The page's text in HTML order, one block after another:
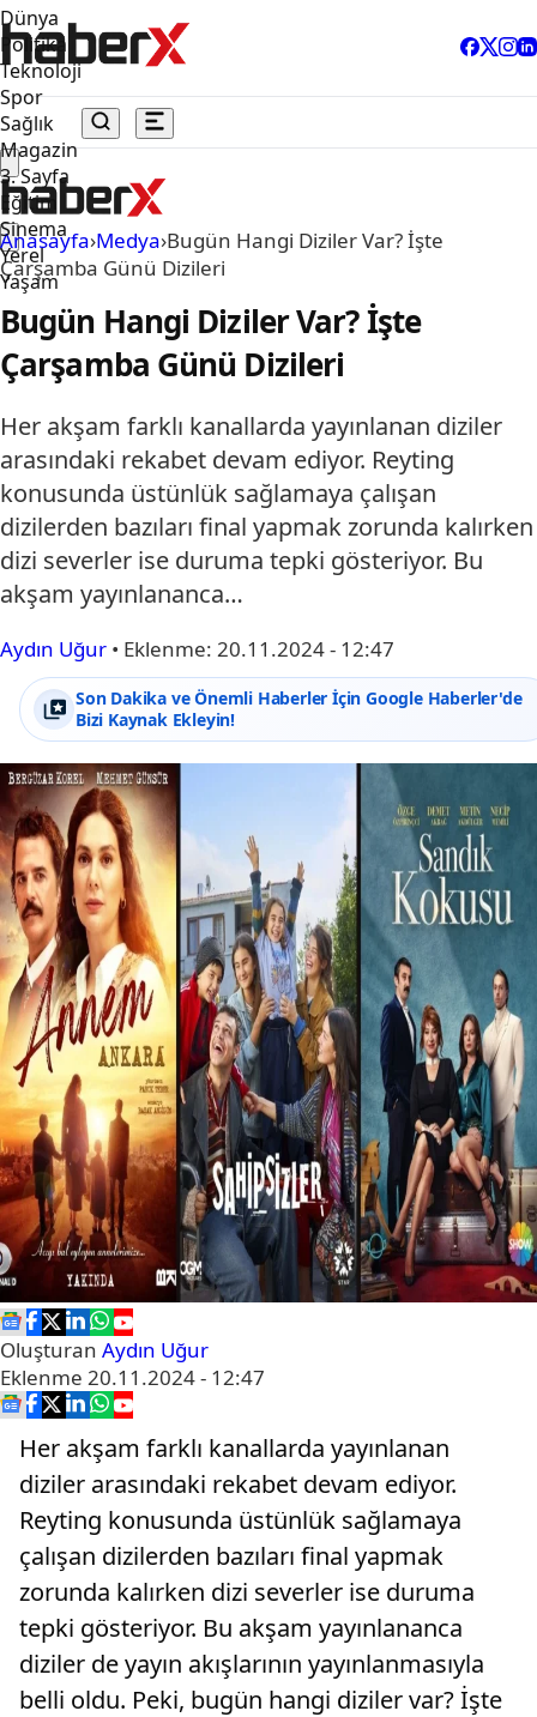
Dünya
Politika
Teknoloji
Spor
Sağlık
Magazin
3. Sayfa
Eğitim
Sinema
Yerel
Yaşam
Anasayfa›Medya›Bugün Hangi Diziler Var? İşte
Çarşamba Günü Dizileri
Bugün Hangi Diziler Var? İşte
Çarşamba Günü Dizileri
Her akşam farklı kanallarda yayınlanan diziler
arasındaki rekabet devam ediyor. Reyting
konusunda üstünlük sağlamaya çalışan
dizilerden bazıları final yapmak zorunda kalırken
dizi severler ise duruma tepki gösteriyor. Bu
akşam yayınlananca…
Aydın Uğur • Eklenme: 20.11.2024 - 12:47
Son Dakika ve Önemli Haberler İçin Google Haberler'de
Bizi Kaynak Ekleyin!
Oluşturan Aydın Uğur
Eklenme 20.11.2024 - 12:47
Her akşam farklı kanallarda yayınlanan
diziler arasındaki rekabet devam ediyor.
Reyting konusunda üstünlük sağlamaya
çalışan dizilerden bazıları final yapmak
zorunda kalırken dizi severler ise duruma
tepki gösteriyor. Bu akşam yayınlananca
diziler de yayın akışlarının yayınlanmasıyla
belli oldu. Peki, bugün hangi diziler var? İşte